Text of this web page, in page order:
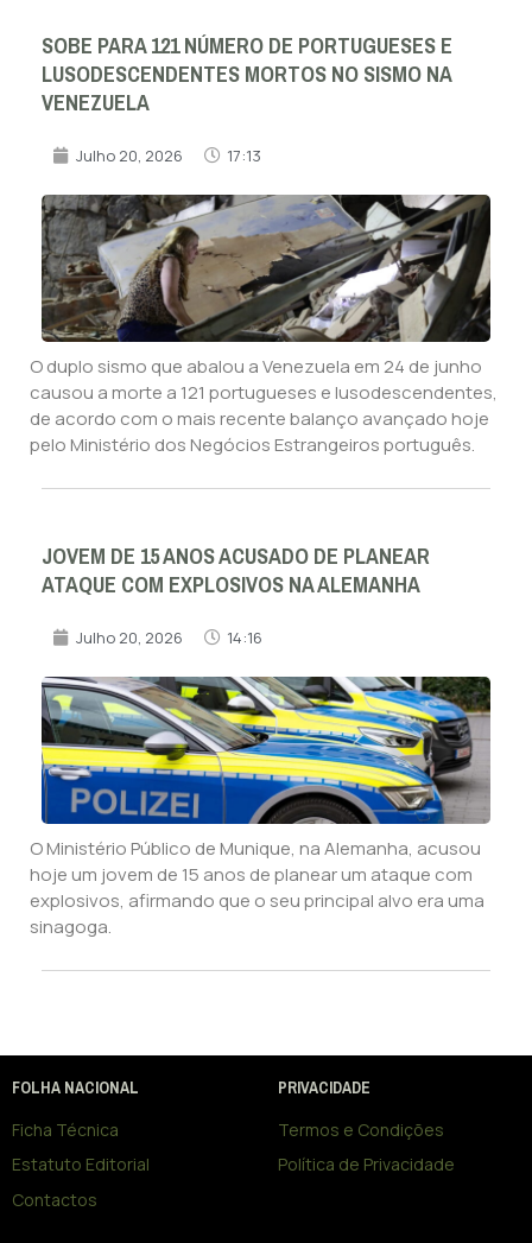
SOBE PARA 121 NÚMERO DE PORTUGUESES E
LUSODESCENDENTES MORTOS NO SISMO NA
VENEZUELA
Julho 20, 2026 17:13
O duplo sismo que abalou a Venezuela em 24 de junho
causou a morte a 121 portugueses e lusodescendentes,
de acordo com o mais recente balanço avançado hoje
pelo Ministério dos Negócios Estrangeiros português.
JOVEM DE 15 ANOS ACUSADO DE PLANEAR
ATAQUE COM EXPLOSIVOS NA ALEMANHA
Julho 20, 2026 14:16
O Ministério Público de Munique, na Alemanha, acusou
hoje um jovem de 15 anos de planear um ataque com
explosivos, afirmando que o seu principal alvo era uma
sinagoga.
FOLHA NACIONAL
Ficha Técnica
Estatuto Editorial
Contactos
PRIVACIDADE
Termos e Condições
Política de Privacidade